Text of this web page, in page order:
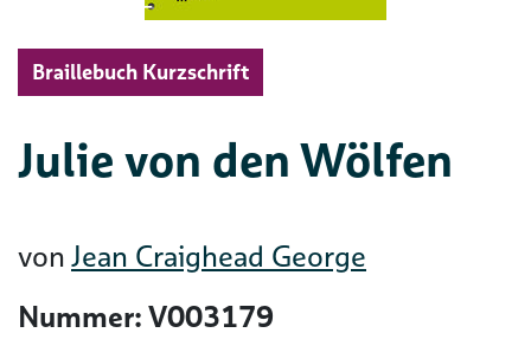
Braillebuch Kurzschrift
Julie von den Wölfen
vonJean Craighead George
Nummer: V003179